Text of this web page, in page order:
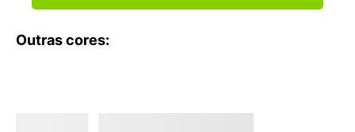
Outras cores: